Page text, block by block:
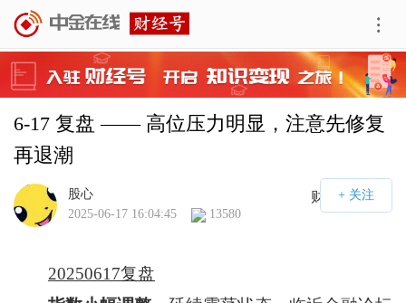
6-17 复盘 —— 高位压力明显，注意先修复
再退潮
财经号APP
股心
2025-06-17 16:04:45
13580
20250617复盘